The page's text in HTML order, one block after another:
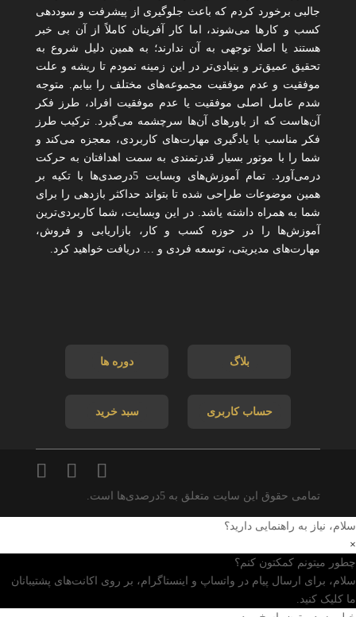
جالبی برخورد کردم که باعث جلوگیری از پیشرفت و سوددهی
کسب و کارها می‌شوند، اما کار آفرینان کاملاً از آن بی خبر
هستند یا اصلا توجهی به آن ندارند؛ به همین دلیل شروع به
تحقیق عمیق‌تر و بنیادی‌تر در این زمینه نمودم تا ریشه و علت
موفقیت و عدم موفقیت مجموعه‌های مختلف را بیابم. متوجه
شدم عامل اصلی موفقیت یا عدم موفقیت افراد، طرز فکر
آن‌هاست که از باورهای آن‌ها سرچشمه می‌گیرد. ترکیب طرز
فکر مناسب با یادگیری مهارت‌های کاربردی، معجزه می‌کند و
شما را با موتور بسیار قدرتمندی به سمت اهدافتان به حرکت
درمی‌آورد. تمام آموزش‌های وبسایت 5درصدی‌ها با تکیه بر
همین موضوعات طراحی شده تا بتواند حداکثر بازدهی را برای
شما به همراه داشته یاشد. در این وبسایت، شما کاربردی‌ترین
آموزش‌ها را در حوزه کسب و کار، بازاریابی و فروش،
مهارت‌های مدیریتی، توسعه فردی و … دریافت خواهید کرد.
بلاگ دوره ها
حساب کاربری سبد خرید
تمامی حقوق این سایت متعلق به 5درصدی‌ها است.
سلام، نیاز به راهنمایی دارید؟
×
چطور میتونم کمکتون کنم؟
سلام، برای ارسال پیام در واتساپ و اینستاگرام، بر روی اکانت‌های پشتیبانان
ما کلیک کنید.